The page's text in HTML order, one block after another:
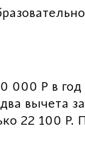
Р в
вычета
22 100